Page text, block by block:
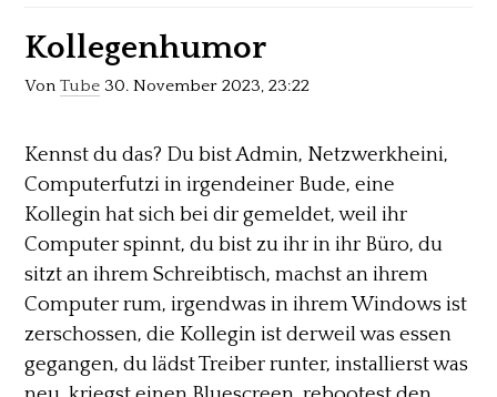
Kollegenhumor
VonTube 30. November 2023, 23:22
Kennst du das? Du bist Admin, Netzwerkheini,
Computerfutzi in irgendeiner Bude, eine
Kollegin hat sich bei dir gemeldet, weil ihr
Computer spinnt, du bist zu ihr in ihr Büro, du
sitzt an ihrem Schreibtisch, machst an ihrem
Computer rum, irgendwas in ihrem Windows ist
zerschossen, die Kollegin ist derweil was essen
gegangen, du lädst Treiber runter, installierst was